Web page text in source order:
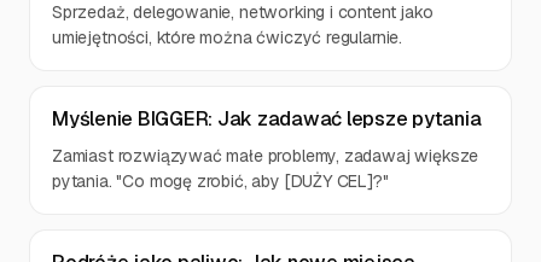
Sprzedaż, delegowanie, networking i content jako
umiejętności, które można ćwiczyć regularnie.
Myślenie BIGGER: Jak zadawać lepsze pytania
Zamiast rozwiązywać małe problemy, zadawaj większe
pytania. "Co mogę zrobić, aby [DUŻY CEL]?"